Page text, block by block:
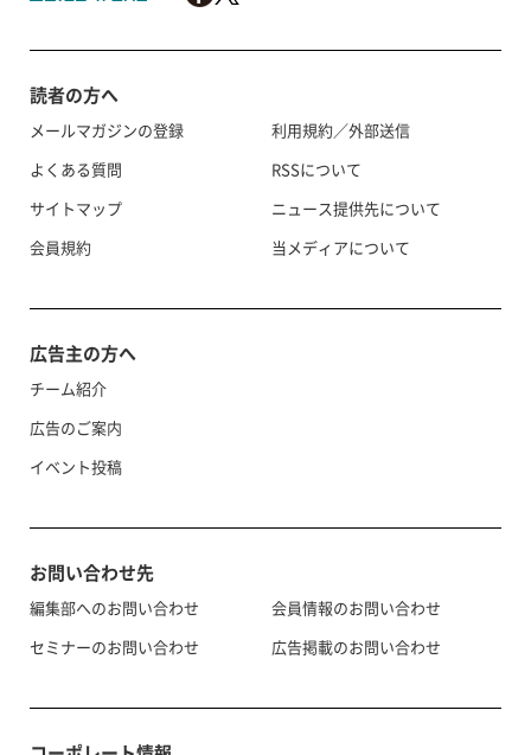
読者の方へ
メールマガジンの登録
よくある質問
サイトマップ
会員規約
利用規約／外部送信
RSSについて
ニュース提供先について
当メディアについて
広告主の方へ
チーム紹介
広告のご案内
イベント投稿
お問い合わせ先
編集部へのお問い合わせ
セミナーのお問い合わせ
会員情報のお問い合わせ
広告掲載のお問い合わせ